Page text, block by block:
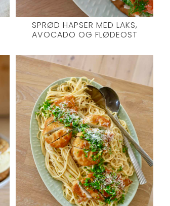
SPRØD HAPSER MED LAKS,
AVOCADO OG FLØDEOST